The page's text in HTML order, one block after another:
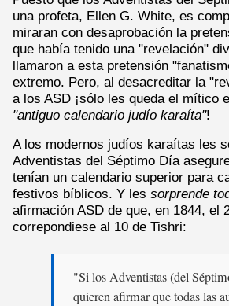
una profeta, Ellen G. White, es
miraran con desaprobación la
que había tenido una "revelación"
llamaron a esta pretensión
extremo. Pero, al desacreditar la
a los ASD ¡sólo les queda el mítico
"antiguo calendario judío karaíta"!
A los modernos judíos karaítas les
Adventistas del Séptimo Día
tenían un calendario superior para
festivos bíblicos. Y les sorprende
afirmación ASD de que, en 1844, el
correpondiese al 10 de Tishri:
"Si los Adventistas (del
quieren afirmar que todas las